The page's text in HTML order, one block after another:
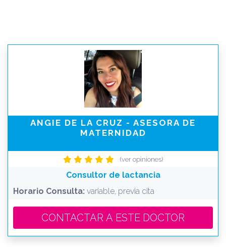
ANGIE DE LA CRUZ - ASESORA DE
MATERNIDAD
(ver opiniones)
Consultor de lactancia
Horario Consulta: variable, previa cita
CONTACTAR A ESTE DOCTOR